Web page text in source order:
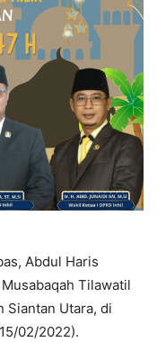
Abdul Haris
Tilawatil
Siantan Utara, di
02/2022).